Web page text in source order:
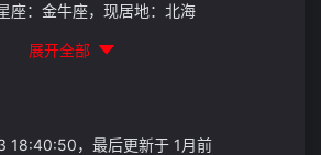
座：金牛座，现居地：北海
展开全部
18:40:50，最后更新于 1月前